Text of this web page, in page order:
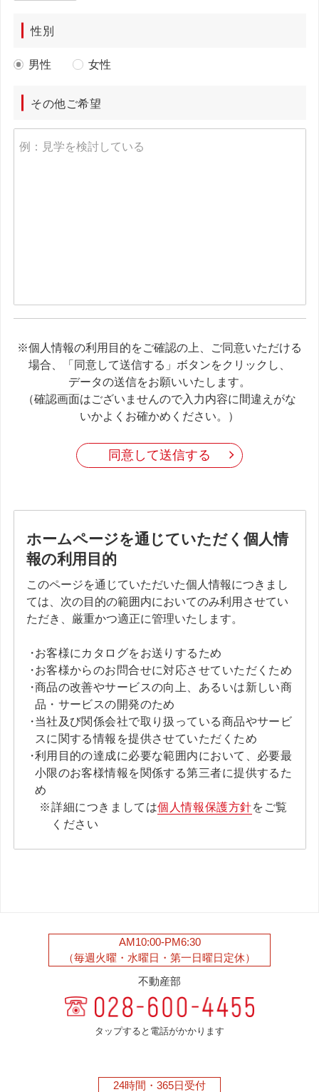
性別
男性 女性
その他ご希望
※個人情報の利用目的をご確認の上、ご同意いただける
場合、「同意して送信する」ボタンをクリックし、
データの送信をお願いいたします。
（確認画面はございませんので入力内容に間違えがな
いかよくお確かめください。）
同意して送信する
ホームページを通じていただく個人情
報の利用目的
このページを通じていただいた個人情報につきまし
ては、次の目的の範囲内においてのみ利用させてい
ただき、厳重かつ適正に管理いたします。
お客様にカタログをお送りするため
お客様からのお問合せに対応させていただくため
商品の改善やサービスの向上、あるいは新しい商
品・サービスの開発のため
当社及び関係会社で取り扱っている商品やサービ
スに関する情報を提供させていただくため
利用目的の達成に必要な範囲内において、必要最
小限のお客様情報を関係する第三者に提供するた
め
詳細につきましては個人情報保護方針をご覧
ください
AM10:00-PM6:30
（毎週火曜・水曜日・第一日曜日定休）
不動産部
タップすると電話がかかります
24時間・ 365日受付